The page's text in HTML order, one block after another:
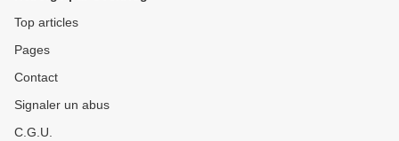
Top articles
Pages
Contact
Signaler un abus
C.G.U.